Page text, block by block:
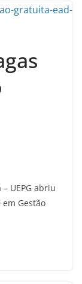
UEPG abriu
Gestão